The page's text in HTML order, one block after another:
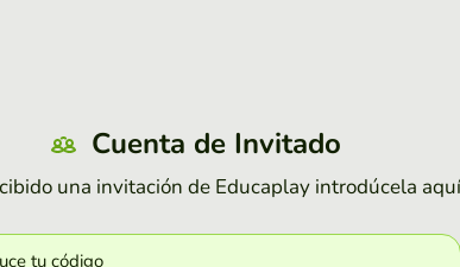
Cuenta de Invitado
una invitación de Educaplay introdúcela
tu código